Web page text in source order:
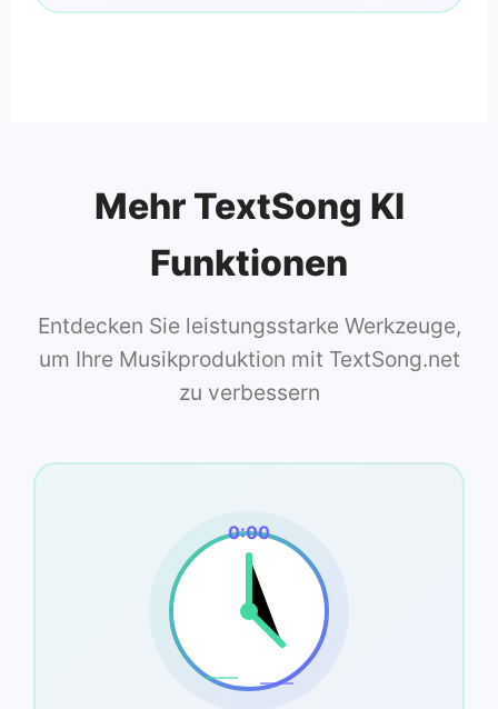
Mehr TextSong KI
Funktionen
Entdecken Sie leistungsstarke Werkzeuge,
um Ihre Musikproduktion mit TextSong.net
zu verbessern
0:00